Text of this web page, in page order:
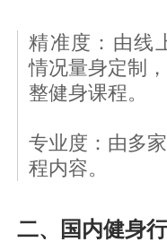
精准度：由线
情况量身定制
整健身课程。
专业度：由多
程内容。
二、国内健身